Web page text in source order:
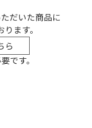
だいた商品に
ます。
ら
です。